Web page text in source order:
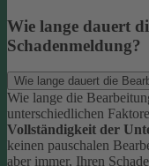
Wie lange dauert
Schadenmeldung?
Wie lange dauert die
Wie lange die
unterschiedlichen
Vollständigkeit der
keinen pauschalen
aber immer, Ihren